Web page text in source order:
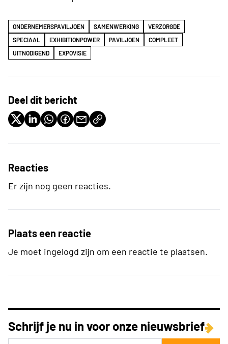
ONDERNEMERSPAVILJOEN SAMENWERKING
VERZORGDE
SPECIAAL
EXHIBITIONPOWER PAVILJOEN
COMPLEET
UITNODIGEND
EXPOVISIE
Deel dit bericht
Reacties
Er zijn nog geen reacties.
Plaats een reactie
Je moet ingelogd zijn om een reactie te plaatsen.
Schrijf je nu in voor onze nieuwsbrief